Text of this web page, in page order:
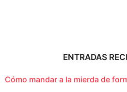
ENTRADAS
Cómo mandar a la mierda de